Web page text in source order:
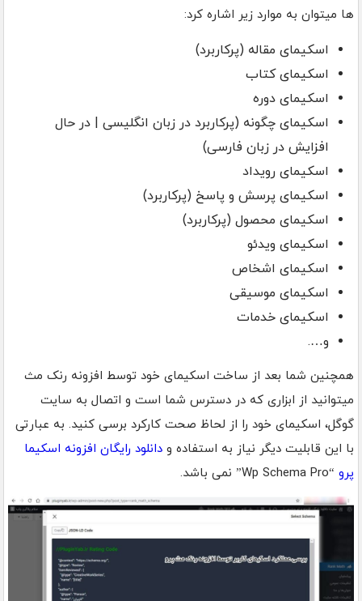
ها میتوان به موارد زیر اشاره کرد:
اسکیمای مقاله (پرکاربرد)
اسکیمای کتاب
اسکیمای دوره
اسکیمای چگونه (پرکاربرد در زبان انگلیسی | در حال
افزایش در زبان فارسی)
اسکیمای رویداد
اسکیمای پرسش و پاسخ (پرکاربرد)
اسکیمای محصول (پرکاربرد)
اسکیمای ویدئو
اسکیمای اشخاص
اسکیمای موسیقی
اسکیمای خدمات
و….
همچنین شما بعد از ساخت اسکیمای خود توسط افزونه رنک مث
میتوانید از ابزاری که در دسترس شما است و اتصال به سایت
گوگل، اسکیمای خود را از لحاظ صحت کارکرد برسی کنید. به عبارتی
با این قابلیت دیگر نیاز به استفاده و دانلود رایگان افزونه اسکیما
پرو “Wp Schema Pro” نمی باشد.